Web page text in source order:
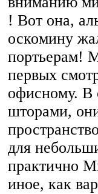
! Вот она,
оскомину
портьерам!
первых
офисному. В
шторами,
для
практично
иное, как